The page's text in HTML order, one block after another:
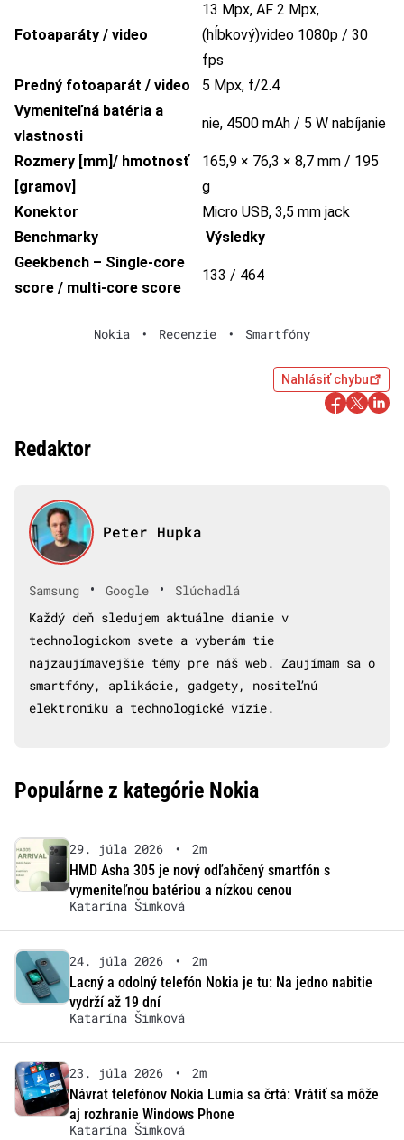
Fotoaparáty / video
13 Mpx, AF 2 Mpx,
(hĺbkový)video 1080p / 30
fps
Predný fotoaparát / video
5 Mpx, f/2.4
Vymeniteľná batéria a
vlastnosti
nie, 4500 mAh / 5 W nabíjanie
Rozmery [mm]/ hmotnosť
[gramov]
165,9 × 76,3 × 8,7 mm / 195
g
Konektor
Micro USB, 3,5 mm jack
Benchmarky
Výsledky
Geekbench – Single-core
score / multi-core score
133 / 464
Nokia • Recenzie • Smartfóny
Nahlásiť chybu
Redaktor
Peter Hupka
Samsung • Google •
Slúchadlá
Každý deň sledujem aktuálne dianie v
technologickom svete a vyberám tie
najzaujímavejšie témy pre náš web. Zaujímam sa o
smartfóny, aplikácie, gadgety, nositeľnú
elektroniku a technologické vízie.
Populárne z kategórie Nokia
29. júla 2026 •
2m
HMD Asha 305 je nový odľahčený smartfón s
vymeniteľnou batériou a nízkou cenou
Katarína Šimková
24. júla 2026 •
2m
Lacný a odolný telefón Nokia je tu: Na jedno nabitie
vydrží až 19 dní
Katarína Šimková
23. júla 2026 •
2m
Návrat telefónov Nokia Lumia sa črtá: Vrátiť sa môže
aj rozhranie Windows Phone
Katarína Šimková